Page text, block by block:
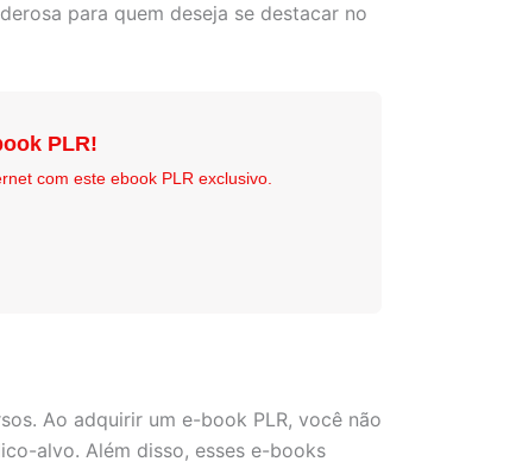
para quem deseja se destacar no
PLR!
com este ebook PLR exclusivo.
Ao adquirir um e-book PLR, você não
alvo. Além disso, esses e-books